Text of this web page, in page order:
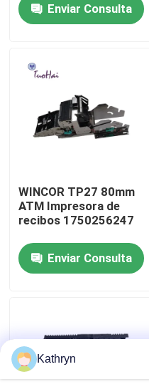
Productos
Sobre nosotros
Viaje de la fábrica
Éntrenos en contacto
Pida una cita
Piezas del cajero
piezas de la
Enviar Consulta
WINCOR TP27 80mm
ATM Impresora de
recibos 1750256247
Enviar Consulta
Kathryn